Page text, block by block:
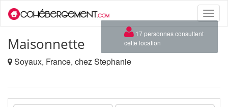
Toggle
Maisonnette
Soyaux, France, chez Stephanie
×
17 personnes consultent
cette location